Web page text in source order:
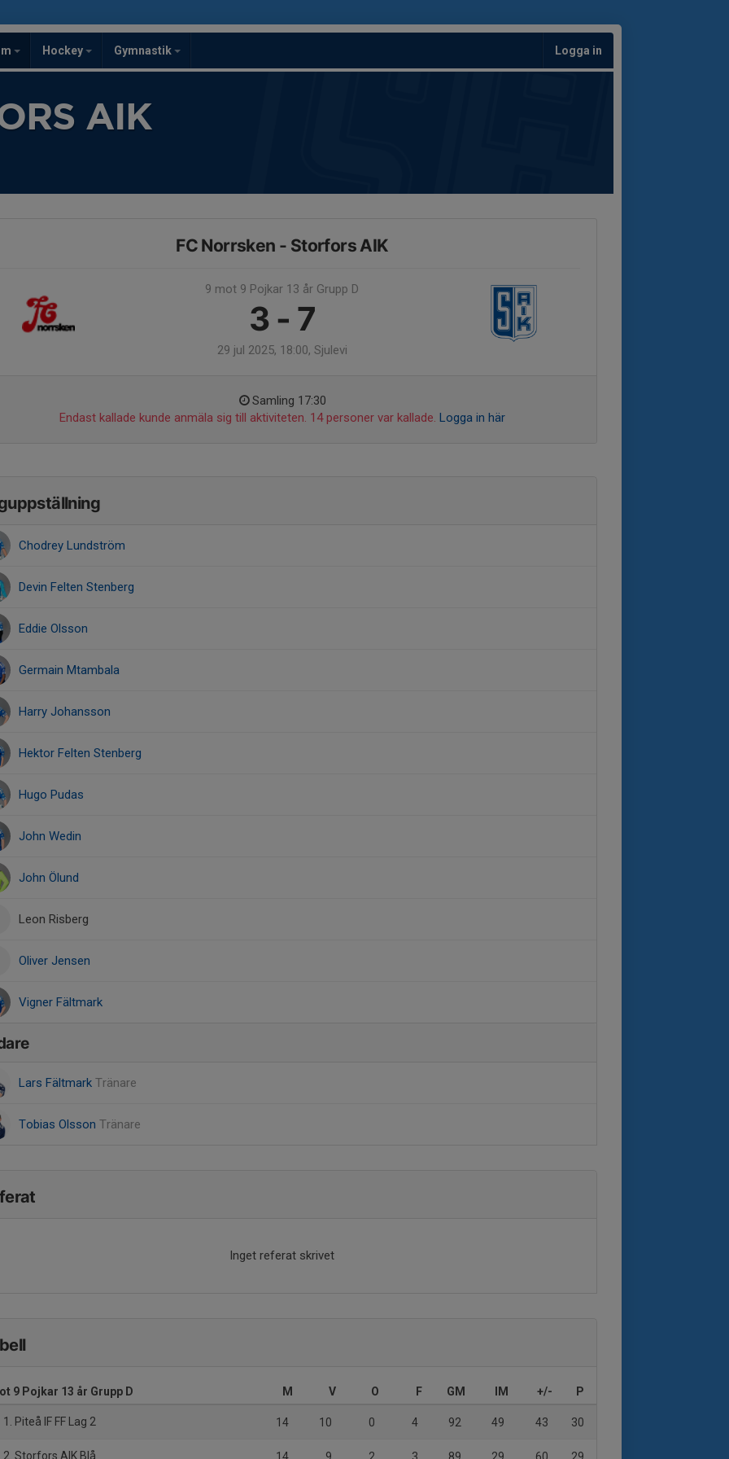
Hockey Gymnastik Logga in
AIK
FC Norrsken - Storfors AIK
9 mot 9 Pojkar 13 år Grupp D
3 - 7
29 jul 2025, 18:00, Sjulevi
Samling 17:30
Endast kallade kunde anmäla sig till aktiviteten. 14 personer var kallade. Logga in här
Chodrey Lundström
Devin Felten Stenberg
Eddie Olsson
Germain Mtambala
Harry Johansson
Hektor Felten Stenberg
Hugo Pudas
John Wedin
John Ölund
Leon Risberg
Oliver Jensen
Vigner Fältmark
Lars Fältmark Tränare
Tobias Olsson Tränare
Inget referat skrivet
9 Pojkar 13 år Grupp D M V O F GM IM +/- P
1. Piteå IF FF Lag 2 14 10 0 4 92 49 43 30
2. Storfors AIK Blå